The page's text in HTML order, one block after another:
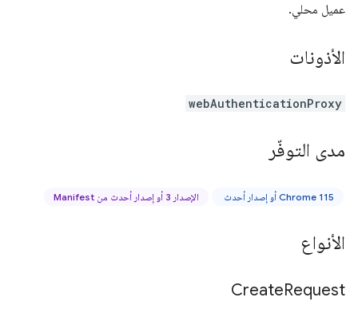
عميل محلي.
الأذونات
webAuthenticationProxy
مدى التوفّر
‫Chrome 115 أو إصدار أحدث الإصدار 3 أو إصدار أحدث من Manifest
الأنواع
CreateRequest